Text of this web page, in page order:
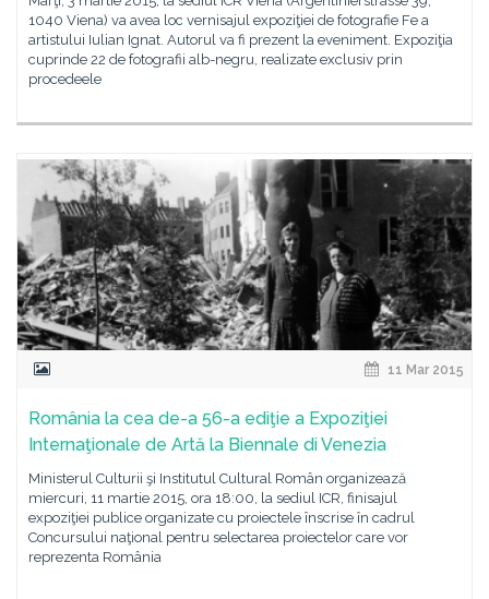
1040 Viena) va avea loc vernisajul expoziţiei de fotografie Fe a
artistului Iulian Ignat. Autorul va fi prezent la eveniment. Expoziţia
cuprinde 22 de fotografii alb-negru, realizate exclusiv prin
procedeele
11 Mar 2015
România la cea de-a 56-a ediţie a Expoziţiei
Internaţionale de Artă la Biennale di Venezia
Ministerul Culturii şi Institutul Cultural Român organizează
miercuri, 11 martie 2015, ora 18:00, la sediul ICR, finisajul
expoziţiei publice organizate cu proiectele înscrise în cadrul
Concursului naţional pentru selectarea proiectelor care vor
reprezenta România